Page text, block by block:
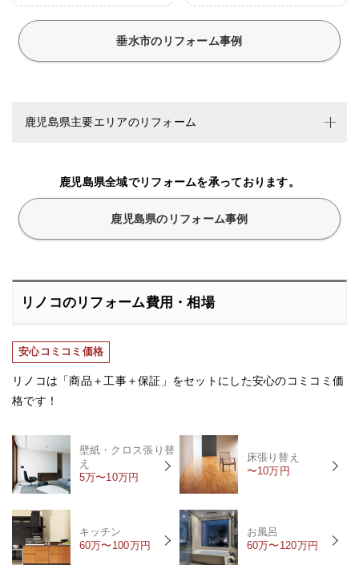
垂水市のリフォーム事例
鹿児島県主要エリアのリフォーム
鹿児島県全域でリフォームを承っております。
鹿児島県のリフォーム事例
リノコのリフォーム費用・相場
安心コミコミ価格
リノコは「商品＋工事＋保証」をセットにした安心のコミコミ価
格です！
壁紙・クロス張り替
え
5万〜10万円
床張り替え
〜10万円
キッチン
60万〜100万円
お風呂
60万〜120万円